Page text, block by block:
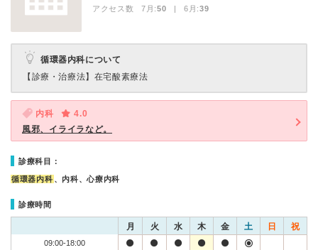
アクセス数 7月:50 | 6月:39
循環器内科について
【診療・治療法】 在宅酸素療法
内科
4.0
風邪、イライラなど。
診療科目：
循環器内科 、内科、心療内科
診療時間
月 火 水 木 金 土 日 祝
09:00-18:00